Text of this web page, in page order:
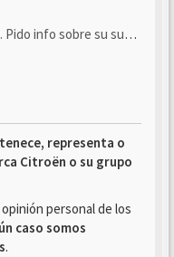
info sobre su sustitución
representa o
Citroën o su grupo
personal de los
caso somos
.